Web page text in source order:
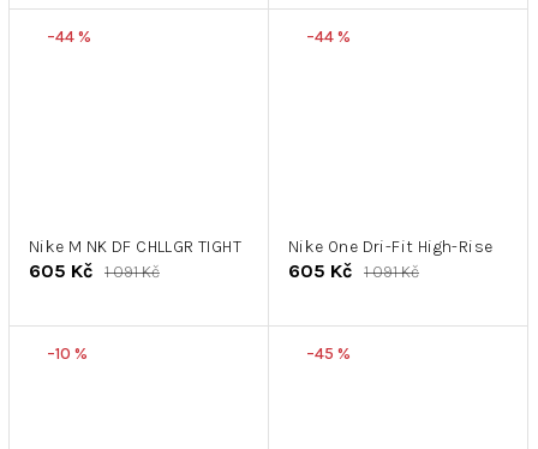
–44 %
Nike M NK DF CHLLGR TIGHT
605 Kč 1 091 Kč
–44 %
Nike One Dri-Fit High-Rise
605 Kč 1 091 Kč
–10 % –45 %